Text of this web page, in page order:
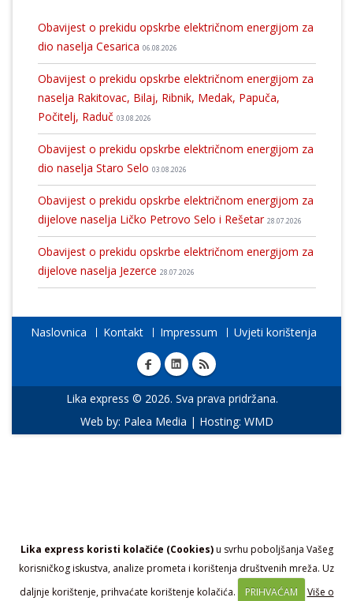
Lika express koristi kolačiće (Cookies)u svrhu poboljšanja Vašeg
korisničkog iskustva, analize prometa i korištenja društvenih mreža. Uz
daljnje korištenje, prihvaćate korištenje kolačića.
PRIHVAĆAM Više o
Obavijest o prekidu opskrbe električnom energijom za
dio naselja Cesarica 06.08.2026
Obavijest o prekidu opskrbe električnom energijom za
naselja Rakitovac, Bilaj, Ribnik, Medak, Papuča,
Počitelj, Raduč 03.08.2026
Obavijest o prekidu opskrbe električnom energijom za
dio naselja Staro Selo 03.08.2026
Obavijest o prekidu opskrbe električnom energijom za
dijelove naselja Ličko Petrovo Selo i Rešetar 28.07.2026
Obavijest o prekidu opskrbe električnom energijom za
dijelove naselja Jezerce 28.07.2026
Naslovnica Kontakt Impressum Uvjeti korištenja
Lika express © 2026. Sva prava pridržana.
Web by: Palea Media | Hosting: WMD